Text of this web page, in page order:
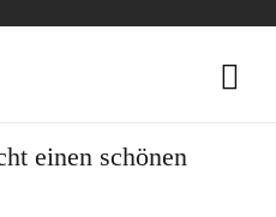
einen schönen